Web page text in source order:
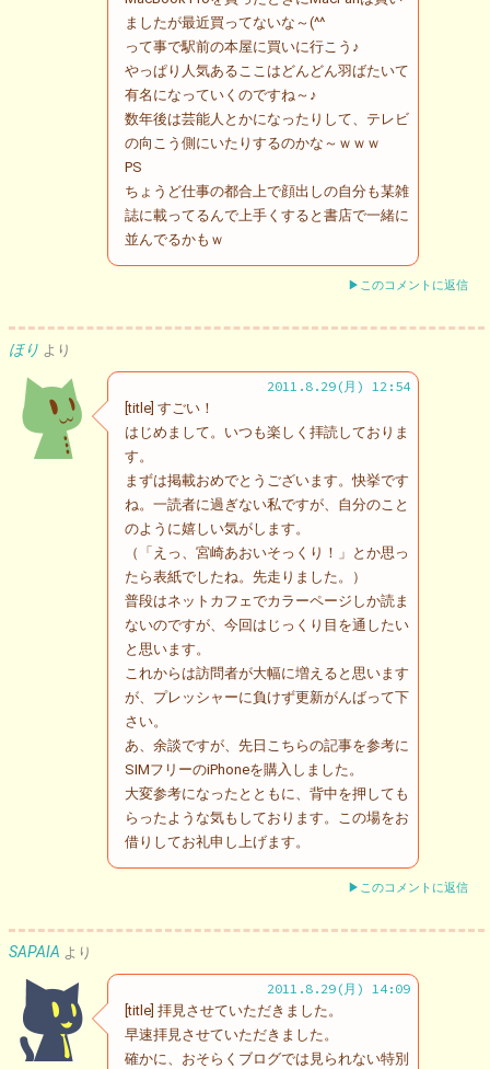
ましたが最近買ってないな～(^^ゞ
って事で駅前の本屋に買いに行こう♪
やっぱり人気あるここはどんどん羽ばたいて
有名になっていくのですね～♪
数年後は芸能人とかになったりして、テレビ
の向こう側にいたりするのかな～ｗｗｗ
PS
ちょうど仕事の都合上で顔出しの自分も某雑
誌に載ってるんで上手くすると書店で一緒に
並んでるかもｗ
▶このコメントに返信
ほり より
2011.8.29(月) 12:54
[title] すごい！
はじめまして。いつも楽しく拝読しておりま
す。
まずは掲載おめでとうございます。快挙です
ね。一読者に過ぎない私ですが、自分のこと
のように嬉しい気がします。
（「えっ、宮崎あおいそっくり！」とか思っ
たら表紙でしたね。先走りました。）
普段はネットカフェでカラーページしか読ま
ないのですが、今回はじっくり目を通したい
と思います。
これからは訪問者が大幅に増えると思います
が、プレッシャーに負けず更新がんばって下
さい。
あ、余談ですが、先日こちらの記事を参考に
SIMフリーのiPhoneを購入しました。
大変参考になったとともに、背中を押しても
らったような気もしております。この場をお
借りしてお礼申し上げます。
▶このコメントに返信
SAPAIA より
2011.8.29(月) 14:09
[title] 拝見させていただきました。
早速拝見させていただきました。
確かに、おそらくブログでは見られない特別